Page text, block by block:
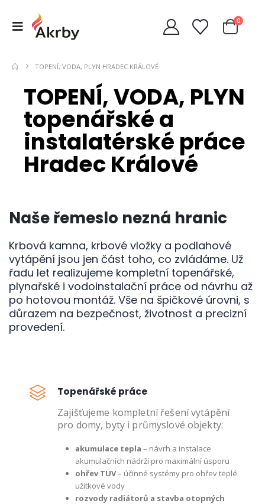
0
TOPENÍ, VODA, PLYN HRADEC KRÁLOVÉ
TOPENÍ, VODA, PLYN
topenářské a
instalatérské práce
Hradec Králové
Naše řemeslo nezná hranic
Krbová kamna, krbové vložky a podlahové
vytápění jsou jen část toho, co zvládáme. Už
řadu let realizujeme kompletní topenářské,
plynařské i vodoinstalační práce od návrhu až
po hotovou montáž. Vše na špičkové úrovni, s
důrazem na bezpečnost, životnost a precizní
provedení.
Topenářské práce
Zajišťujeme kompletní řešení vytápění
pro domy, byty i průmyslové objekty:
akumulace tepla – návrh a instalace
akumulačních nádrží pro maximální úsporu
ohřev TUV– účinné systémy pro ohřev teplé
užitkové vody
rozvody radiátorů a stavba otopných